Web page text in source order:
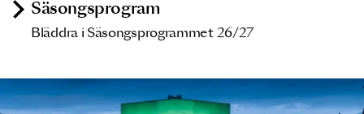
Säsongsprogram
Bläddra i Säsongsprogrammet 26/27